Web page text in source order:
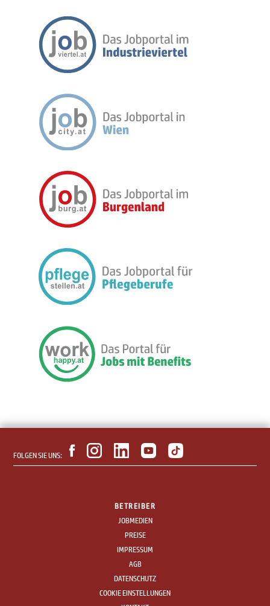
FOLGEN SIE UNS:
BETREIBER
JOBMEDIEN
PREISE
IMPRESSUM
AGB
DATENSCHUTZ
COOKIE EINSTELLUNGEN